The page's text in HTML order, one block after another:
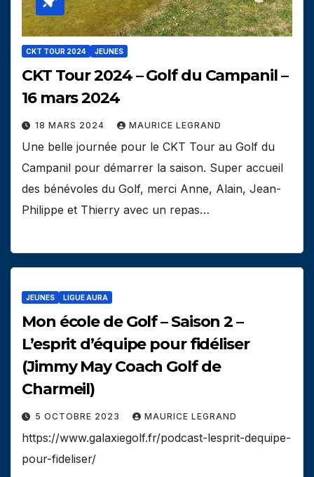
CKT TOUR 2024 JEUNES
CKT Tour 2024 – Golf du Campanil –
16 mars 2024
18 MARS 2024 MAURICE LEGRAND
Une belle journée pour le CKT Tour au Golf du
Campanil pour démarrer la saison. Super accueil
des bénévoles du Golf, merci Anne, Alain, Jean-
Philippe et Thierry avec un repas…
JEUNES LIGUE AURA
Mon école de Golf – Saison 2 –
L’esprit d’équipe pour fidéliser
(Jimmy May Coach Golf de
Charmeil)
5 OCTOBRE 2023 MAURICE LEGRAND
https://www.galaxiegolf.fr/podcast-lesprit-dequipe-
pour-fideliser/